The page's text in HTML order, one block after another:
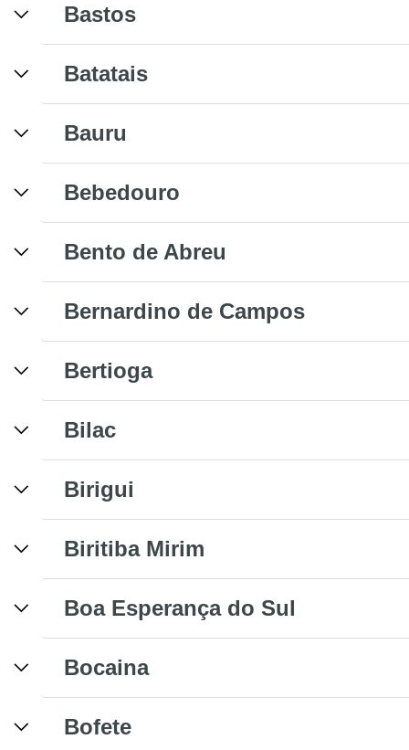
Bastos
Batatais
Bauru
Bebedouro
Bento de Abreu
Bernardino de Campos
Bertioga
Bilac
Birigui
Biritiba Mirim
Boa Esperança do Sul
Bocaina
Bofete